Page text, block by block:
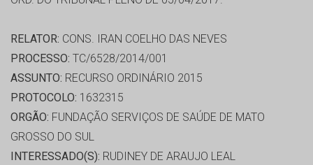
RELATOR: CONS. IRAN COELHO DAS NEVES
PROCESSO: TC/6528/2014/001
ASSUNTO: RECURSO ORDINÁRIO 2015
PROTOCOLO: 1632315
ORGÃO: FUNDAÇÃO SERVIÇOS DE SAÚDE DE MATO
GROSSO DO SUL
INTERESSADO(S): RUDINEY DE ARAUJO LEAL